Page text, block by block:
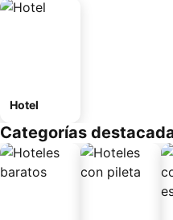
Hotel
Categorías